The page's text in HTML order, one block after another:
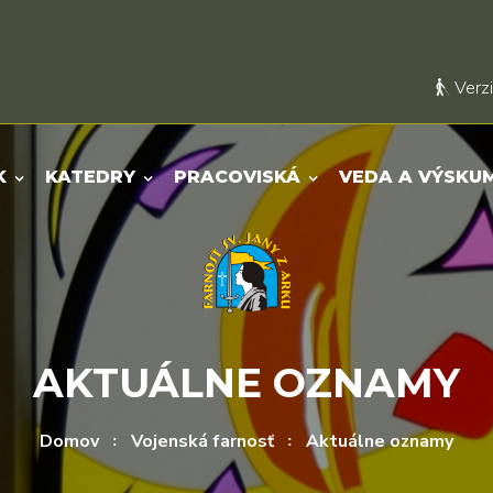
KATEDRY PRACOVISKÁ VEDA A
AKTUÁLNE OZNAMY
Domov Vojenská farnosť Aktuálne oznamy